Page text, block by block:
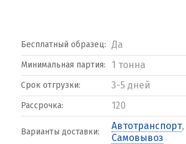
Бесплатный образец: Да
Минимальная партия: 1 тонна
Срок отгрузки: 3-5 дней
Рассрочка: 120
Варианты доставки:
Автотранспорт,
Самовывоз